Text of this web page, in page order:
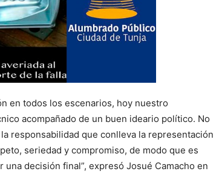
en todos los escenarios, hoy nuestro
acompañado de un buen ideario político. No
responsabilidad que conlleva la representación
seriedad y compromiso, de modo que es
decisión final”, expresó Josué Camacho en